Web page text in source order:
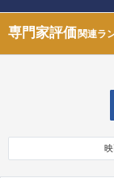
専門家評価関連ラ